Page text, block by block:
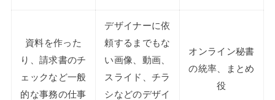
資料を作った
り、請求書のチ
ェックなど一般
的な事務の仕事
デザイナーに依
頼するまでもな
い画像、動画、
スライド、チラ
シなどのデザイ
オンライン秘書
の統率、まとめ
役